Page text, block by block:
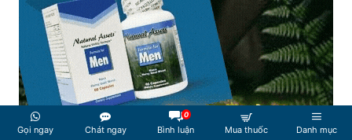
Gọi ngay Chát ngay
0
Bình luận Mua thuốc Danh mục